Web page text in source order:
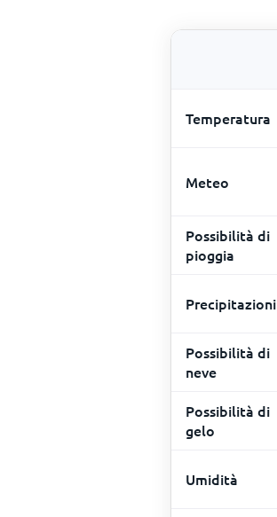
Temperatura
Meteo
Possibilità di
pioggia
Precipitazioni
Possibilità di
neve
Possibilità di
gelo
Umidità